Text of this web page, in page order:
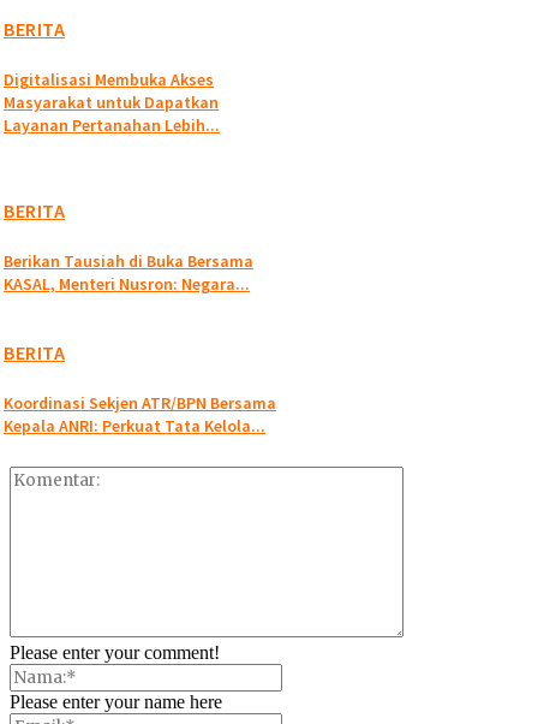
BERITA
Digitalisasi Membuka Akses
Masyarakat untuk Dapatkan
Layanan Pertanahan Lebih...
BERITA
Berikan Tausiah di Buka Bersama
KASAL, Menteri Nusron: Negara...
BERITA
Koordinasi Sekjen ATR/BPN Bersama
Kepala ANRI: Perkuat Tata Kelola...
Please enter your comment!
Please enter your name here